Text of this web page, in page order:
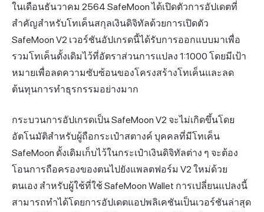
ในเดือนธันวาคม 2564 SafeMoon ได้เปิดตัวการอัปเดตที่
สำคัญสำหรับโทเค็นสกุลเงินดิจิทัลด้วยการเปิดตัว
SafeMoon V2 เวอร์ชันอัปเกรดนี้ได้รับการออกแบบมาเพื่อ
รวมโทเค็นดั้งเดิมไว้ที่อัตราส่วนการแปลง 1:1000 โดยมีเป้า
หมายเพื่อลดความซับซ้อนของโครงสร้างโทเค็นและลด
ต้นทุนการทำธุรกรรมอย่างมาก
กระบวนการอัปเกรดเป็น SafeMoon V2 จะไม่เกิดขึ้นโดย
อัตโนมัติสำหรับผู้ถือกระเป๋าสตางค์ บุคคลที่มีโทเค็น
SafeMoon ดั้งเดิมเก็บไว้ในกระเป๋าเงินดิจิทัลต่าง ๆ จะต้อง
โอนการถือครองของตนไปยังแพลตฟอร์ม V2 ใหม่ด้วย
ตนเอง สำหรับผู้ใช้ที่ใช้ SafeMoon Wallet การเปลี่ยนแปลงนี้
สามารถทำได้โดยการอัปเดตแอปพลิเคชันเป็นเวอร์ชันล่าสุด